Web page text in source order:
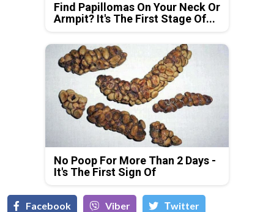
Find Papillomas On Your Neck Or
Armpit? It's The First Stage Of...
No Poop For More Than 2 Days -
It's The First Sign Of
Facebook Viber Тwitter